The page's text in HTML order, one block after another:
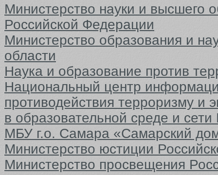
Министерство науки и высшего
Российской Федерации
Министерство образования и
области
Наука и образование против
Национальный центр
противодействия терроризму и
в образовательной среде и сети
МБУ г.о. Самара «Самарский
Министерство юстиции
Министерство просвещения